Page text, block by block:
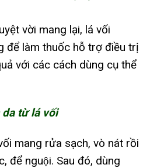
vời mang lại, lá vối
để làm thuốc hỗ trợ điều trị
với các cách dùng cụ thể
từ lá vối
mang rửa sạch, vò nát rồi
để nguội. Sau đó, dùng